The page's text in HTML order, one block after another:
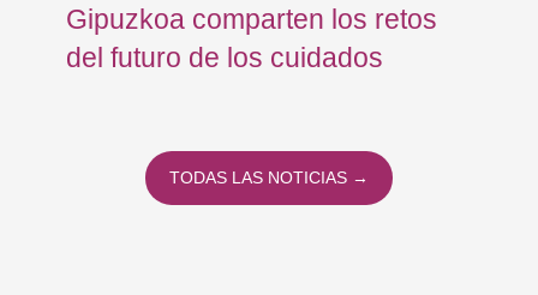
Gipuzkoa comparten los retos
del futuro de los cuidados
TODAS LAS NOTICIAS →